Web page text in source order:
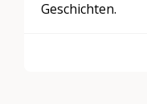
Geschichten.